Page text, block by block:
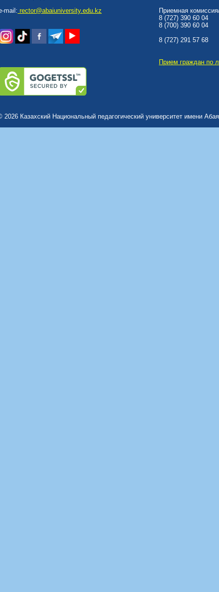
mail: rector@abaiuniversity.edu.kz
Приемная
8 (727) 390 60 04
8 (700) 390 60 04
8 (727) 291 57 68
Прием граждан по
2026 Казахский Национальный педагогический университет имени Абая